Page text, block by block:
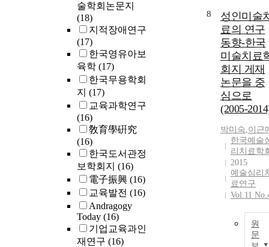
술학회논문지
(18)
지적장애연구
(17)
한국영유아보
육학 (17)
한국무용학회
지 (17)
교육과학연구
(16)
敎育學硏究
(16)
한국도서관정
보학회지 (16)
電子振興 (16)
교육발전 (16)
Andragogy
Today (16)
기업교육과인
재연구 (16)
8
성인미술
료의 연구
동향-한국
미술치료
회지 게재
논문을 중
심으로
(2005-
박미숙,이근
한국예술
리치료학
2015
예술심리
료연구
Vol.11
원
문